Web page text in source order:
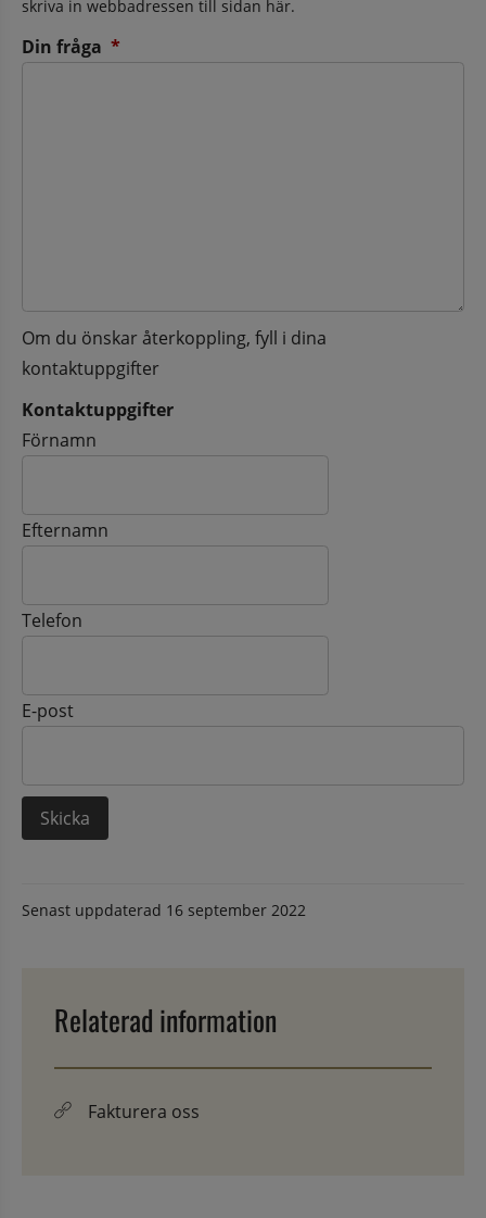
skriva in webbadressen till sidan här.
Din fråga *
Om du önskar återkoppling, fyll i dina
kontaktuppgifter
Kontaktuppgifter
Kontaktuppgifter
Förnamn
Efternamn
Telefon
E-post
Senast uppdaterad 16 september 2022
Relaterad information
Fakturera oss